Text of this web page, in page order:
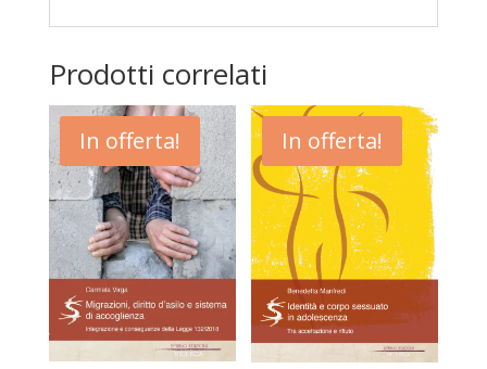
Prodotti correlati
In offerta! In offerta!